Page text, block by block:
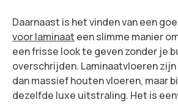
Daarnaast is het vinden van een
voor laminaat een slimme manier
een frisse look te geven zonder je
overschrijden. Laminaatvloeren
dan massief houten vloeren, maar
dezelfde luxe uitstraling. Het is